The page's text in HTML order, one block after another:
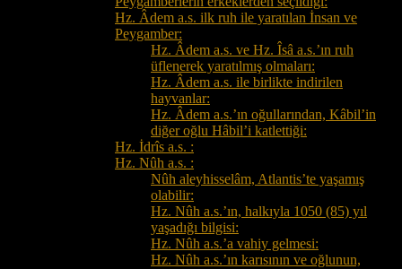
Hz. Âdem a.s. ilk ruh ile yaratılan İnsan ve
Peygamber:
Hz. Âdem a.s. ve Hz. Îsâ a.s.’ın ruh
üflenerek yaratılmış olmaları:
Hz. Âdem a.s. ile birlikte indirilen
hayvanlar:
Hz. Âdem a.s.’ın oğullarından, Kâbil’in
diğer oğlu Hâbil’i katlettiği:
Hz. İdrîs a.s. :
Hz. Nûh a.s. :
Nûh aleyhisselâm, Atlantis’te yaşamış
olabilir:
Hz. Nûh a.s.’ın, halkıyla 1050 (85) yıl
yaşadığı bilgisi:
Hz. Nûh a.s.’a vahiy gelmesi:
Hz. Nûh a.s.’ın karısının ve oğlunun,